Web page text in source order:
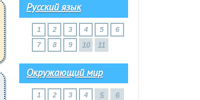
Русский язык
1 2 3 4 5
6
7
8 9 10 11
Окружающий мир
1 2 3 4 5
6